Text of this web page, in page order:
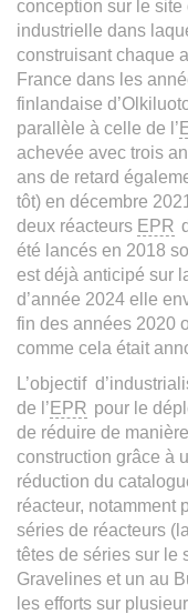
conception sur le site
industrielle dans
construisant chaque
France dans les
finlandaise
parallèle à celle de l’
achevée avec trois
ans de retard
tôt) en décembre
deux réacteurs EPR
été lancés en 2018
est déjà anticipé sur
d’année 2024 elle
fin des années 2020
comme cela était
L’objectif
de l’ EPR pour le
de réduire de
construction grâce à
réduction du
réacteur, notamment
séries de réacteurs
têtes de séries sur le
Gravelines et un au
les efforts sur